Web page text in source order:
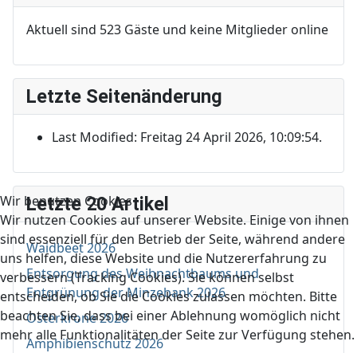
Aktuell sind 523 Gäste und keine Mitglieder online
Letzte Seitenänderung
Last Modified: Freitag 24 April 2026, 10:09:54.
Letzte 20 Artikel
Waidbeet 2026
Entsorgung des Weihnachtbaums und
Entgrünung der Minzebank 2026
Osterkrone 2026
Amphibienschutz 2026
Wir benutzen Cookies
Wir nutzen Cookies auf unserer Website. Einige von ihnen
sind essenziell für den Betrieb der Seite, während andere
uns helfen, diese Website und die Nutzererfahrung zu
verbessern (Tracking Cookies). Sie können selbst
entscheiden, ob Sie die Cookies zulassen möchten. Bitte
beachten Sie, dass bei einer Ablehnung womöglich nicht
mehr alle Funktionalitäten der Seite zur Verfügung stehen.